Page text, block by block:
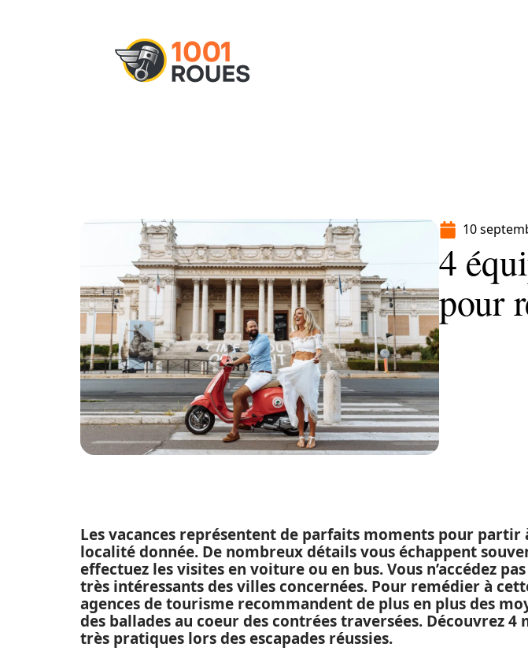
10
4
pour
Les vacances représentent de parfaits moments pour partir
localité donnée. De nombreux détails vous échappent
effectuez les visites en voiture ou en bus. Vous n’accédez
très intéressants des villes concernées. Pour remédier à
agences de tourisme recommandent de plus en plus des
des ballades au coeur des contrées traversées. Découvrez
très pratiques lors des escapades réussies.